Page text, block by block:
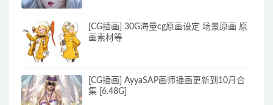
[CG插画] 30G海量cg原画设定 场景原画 原
画素材等
[CG插画] AyyaSAP画师插画更新到10月合
集 [6.48G]